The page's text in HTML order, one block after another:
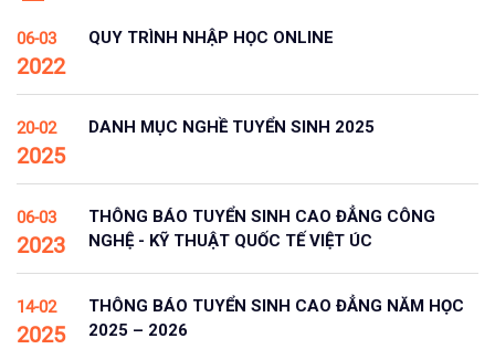
06-03
2022
QUY TRÌNH NHẬP HỌC ONLINE
20-02
2025
DANH MỤC NGHỀ TUYỂN SINH 2025
06-03
2023
THÔNG BÁO TUYỂN SINH CAO ĐẲNG CÔNG
NGHỆ - KỸ THUẬT QUỐC TẾ VIỆT ÚC
14-02
2025
THÔNG BÁO TUYỂN SINH CAO ĐẲNG NĂM HỌC
2025 – 2026